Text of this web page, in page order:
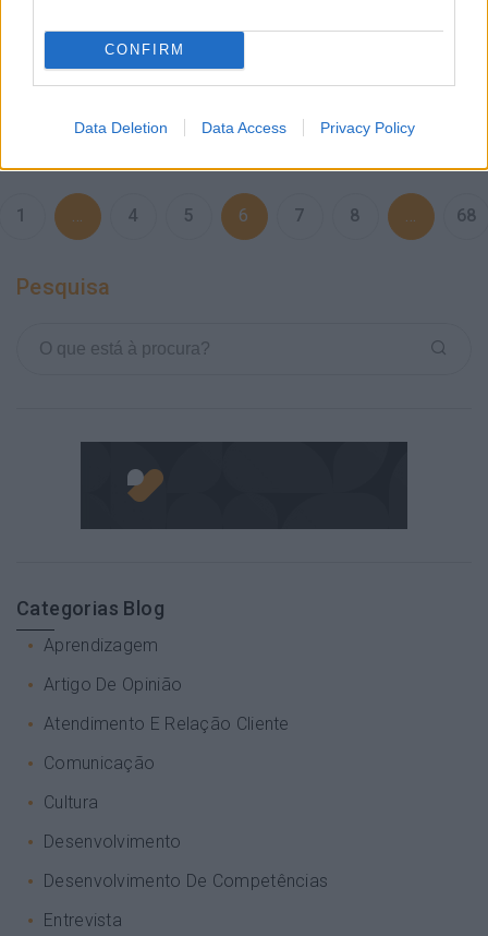
CONFIRM
Data Deletion Data Access Privacy Policy
1 … 4 5 6 7 8 … 68
Pesquisa
Categorias Blog
Aprendizagem
Artigo De Opinião
Atendimento E Relação Cliente
Comunicação
Cultura
Desenvolvimento
Desenvolvimento De Competências
Entrevista